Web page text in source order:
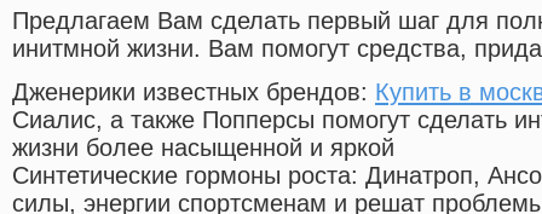
Предлагаем Вам сделать первый шаг для
инитмной жизни. Вам помогут средства,
Дженерики известных брендов: Купить в
Сиалис, а также Попперсы помогут сделать
жизни более насыщенной и яркой
Синтетические гормоны роста: Динатроп,
силы, энергии спортсменам и решат